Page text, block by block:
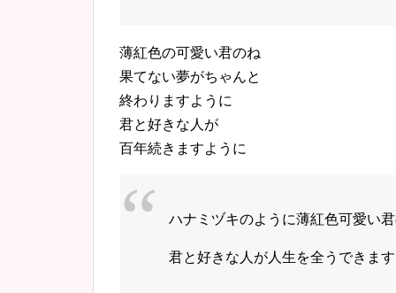
薄紅色の可愛い君のね
果てない夢がちゃんと
終わりますように
君と好きな人が
百年続きますように
ハナミヅキのように薄紅色可愛い
君と好きな人が人生を全うできま